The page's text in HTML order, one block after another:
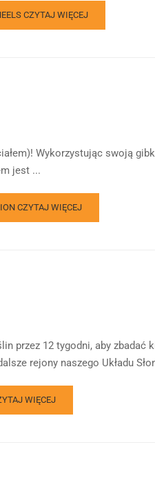
CZYTAJ WIĘCEJ
Wykorzystując swoją
jest ...
CZYTAJ WIĘCEJ
przez 12 tygodni, aby
rejony naszego Układu
WIĘCEJ